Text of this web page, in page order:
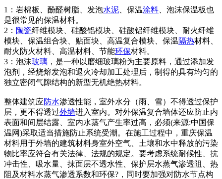
1：岩棉板、酚醛树脂、发泡水泥 、保温涂料 、泡沫保温板也
是很常见的保温材料。
2： 陶瓷纤维模块、硅酸铝模块、硅酸铝纤维模块、耐火纤维
模块、保温组合块、贴面块、高温复合模块、保温隔热材料、
耐火防火材料、高温材料、节能环保材料。
3：泡沫玻璃 ，是一种以磨细玻璃粉为主要原料，通过添加发
泡剂，经烧熔发泡和退火冷却加工处理后，制得的具有均匀的
独立密闭气隙结构的新型无机绝热材料。
整体建筑应防水渗透性能，室外水分（雨、雪）不得透过保护
层，更不得透过外墙进入室内。对外保温复合墙体还应防止内
表面和间层结露、室内水蒸气产生率过高，必须(来源:中国保
温网)采取适当措施防止系统受潮。在施工过程中，重庆保温
材料用于外墙的建筑材料身室外空气、土壤和水中释放的污染
物比率应符合有关法律、法规的规定。要考虑系统耐候性、抗
冲击性、吸水量、抹面层不透水性、保护层水蒸气渗透阻、热
阻及材料水蒸气渗透系数和环保?，同时要加强对防水节点构